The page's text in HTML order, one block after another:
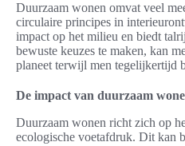
Duurzaam wonen omvat veel
circulaire principes in
impact op het milieu en biedt
bewuste keuzes te maken, kan
planeet terwijl men tegelijkertijd
De impact van duurzaam
Duurzaam wonen richt zich op
ecologische voetafdruk. Dit kan